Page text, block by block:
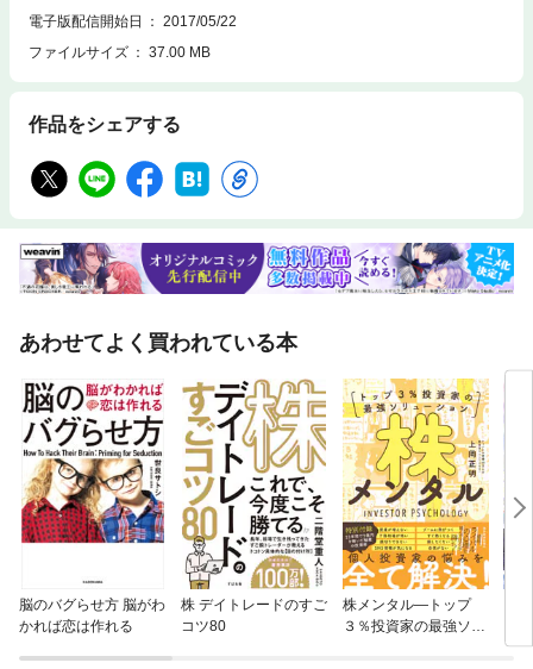
電子版配信開始日
2017/05/22
ファイルサイズ
37.00 MB
作品をシェアする
あわせてよく買われている本
脳のバグらせ方 脳がわ
かれば恋は作れる
株 デイトレードのすご
コツ80
株メンタル—トップ
３％投資家の最強ソリ
ラ